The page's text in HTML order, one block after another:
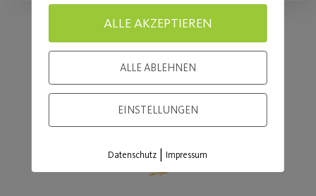
ALLE AKZEPTIEREN
ALLE ABLEHNEN
EINSTELLUNGEN
Datenschutz |Impressum